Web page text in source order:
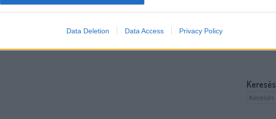
Data Deletion Data Access Privacy Policy
Keresés